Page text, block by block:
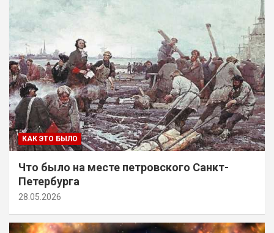
КАК ЭТО БЫЛО
Что было на месте петровского Санкт-
Петербурга
28.05.2026